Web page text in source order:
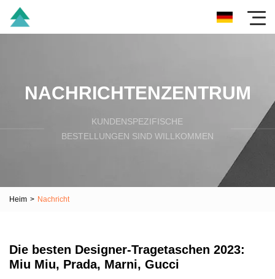
NACHRICHTENZENTRUM
KUNDENSPEZIFISCHE
BESTELLUNGEN SIND WILLKOMMEN
Heim > Nachricht
Die besten Designer-Tragetaschen 2023:
Miu Miu, Prada, Marni, Gucci